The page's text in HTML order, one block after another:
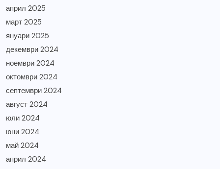
април 2025
март 2025
януари 2025
декември 2024
ноември 2024
октомври 2024
септември 2024
август 2024
юли 2024
юни 2024
май 2024
април 2024